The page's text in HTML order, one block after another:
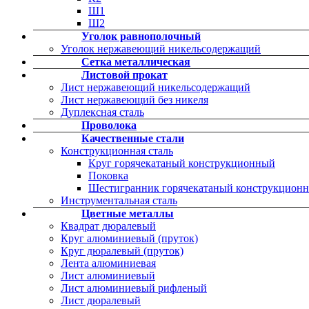
Ш1
Ш2
Уголок равнополочный
Уголок нержавеющий никельсодержащий
Сетка металлическая
Листовой прокат
Лист нержавеющий никельсодержащий
Лист нержавеющий без никеля
Дуплексная сталь
Проволока
Качественные стали
Конструкционная сталь
Круг горячекатаный конструкционный
Поковка
Шестигранник горячекатаный
Инструментальная сталь
Цветные металлы
Квадрат дюралевый
Круг алюминиевый (пруток)
Круг дюралевый (пруток)
Лента алюминиевая
Лист алюминиевый
Лист алюминиевый рифленый
Лист дюралевый